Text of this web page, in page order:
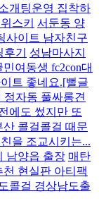
개팅운영 집착하
스키
서둔동 양
사이트 남자친구
기
성남마사지
여동생 fc2con대
트 좋네요.[뻘글
정자동 풀싸롱견
에도 썼지만 또
콜걸콜걸 때문
을 조교시키는...
남양읍 출장 매탄
현실판 아티팩
콜걸 경상남도출